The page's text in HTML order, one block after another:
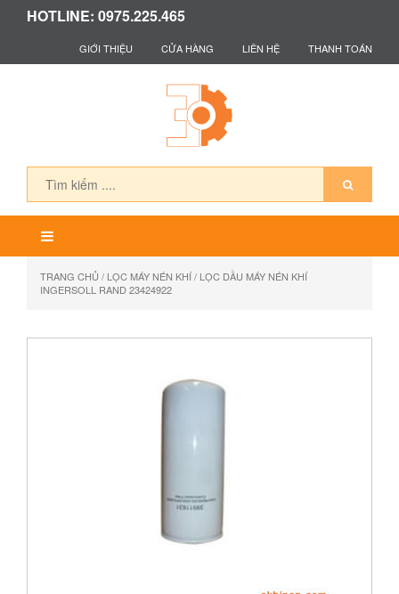
HOTLINE: 0975.225.465
GIỚI THIỆU CỬA HÀNG LIÊN HỆ THANH TOÁN
TRANG CHỦ / LỌC MÁY NÉN KHÍ/ LỌC DẦU MÁY NÉN KHÍ
INGERSOLL RAND 23424922